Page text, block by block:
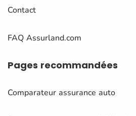
Contact
FAQ Assurland.com
Pages recommandées
Comparateur assurance auto